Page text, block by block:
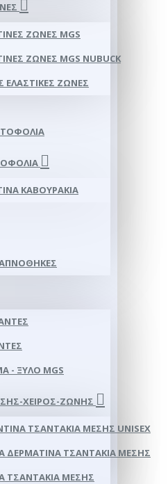
ΖΏΝΕΣ MGS
ΖΏΝΕΣ MGS NUBUCK
ΕΛΑΣΤΙΚΈΣ ΖΏΝΕΣ
ΚΑΒΟΥΡΆΚΙΑ
- ΞΎΛΟ MGS
ΧΕΙΡΌΣ-ΖΏΝΗΣ
ΤΣΑΝΤΆΚΙΑ ΜΈΣΗΣ UNISEX
ΔΕΡΜΆΤΙΝΑ ΤΣΑΝΤΆΚΙΑ ΜΈΣΗΣ
ΤΣΑΝΤΆΚΙΑ ΜΈΣΗΣ